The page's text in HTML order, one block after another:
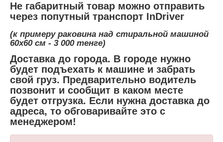
Не габаритный товар можно отправить
через попутный транспорт InDriver
(к примеру раковина над стиральной машиной
60х60 см - 3 000 тенге)
Доставка до города. В городе нужно
будет подъехать к машине и забрать
свой груз. Предварительно водитель
позвонит и сообщит в каком месте
будет отгрузка. Если нужна доставка до
адреса, то обговаривайте это с
менеджером!